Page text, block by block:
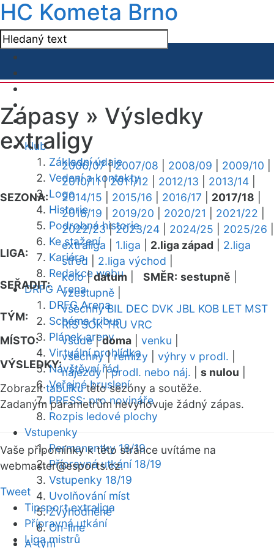
HC Kometa Brno
Klub
Základní údaje
Vedení a kontakty
Logo
Historie
Podrobná historie
Ke stažení
Kariéra
Redakce webu
DRFG Arena
DRFG Arena
Schéma tribun
Plánek areny
Virtuální prohlídka
Návštěvní řád
Veřejné bruslení
PRESS: pro novináře
Rozpis ledové plochy
Vstupenky
Permanentky 18/19
Přípravná utkání 18/19
Vstupenky 18/19
Uvolňování míst
Zvýhodněné
On-line
A-tým
Zápasy » Výsledky
extraligy
SEZONA:
2006/07|2007/08 2008/09 2009/10
2010/11|2011/12 2012/13 2013/14
2014/15
2015/16 2016/17 2017/18
2018/19
2019/20 2020/21 2021/22
2022/23|2023/24 2024/25 2025/26
LIGA:
extraliga 1.liga 2.liga západ
2.liga
střed
2.liga východ
SEŘADIT:
kolo|datum SMĚR: sestupně
vzestupně
TÝM:
všechny BIL DEC DVK JBL KOB LET MST
RIS SOK TRU VRC
MÍSTO:
všude|doma venku
VÝSLEDKY:
všechny|remízy výhry v prodl.
nájezdy|prodl. nebo náj. s nulou
Zobrazittabulkutéto sezóny a soutěže.
Zadaným parametrům nevyhovuje žádný zápas.
Vaše připomínky k této stránce uvítáme na
webmaster@esports.cz.
Tweet
Tipsport extraliga
Přípravná utkání
Liga mistrů